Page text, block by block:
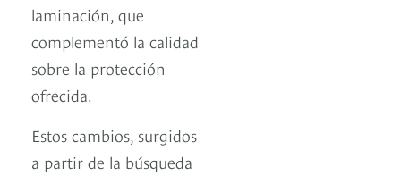
laminación, que
complementó la calidad
sobre la protección
ofrecida.
Estos cambios, surgidos
a partir de la búsqueda